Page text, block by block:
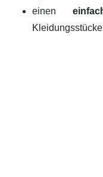
einen